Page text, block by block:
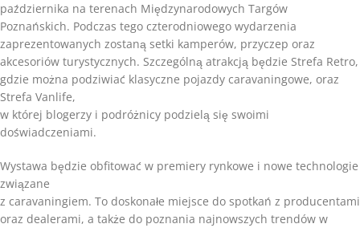
października na terenach Międzynarodowych Targów
Poznańskich. Podczas tego czterodniowego wydarzenia
zaprezentowanych zostaną setki kamperów, przyczep oraz
akcesoriów turystycznych. Szczególną atrakcją będzie Strefa Retro,
gdzie można podziwiać klasyczne pojazdy caravaningowe, oraz
Strefa Vanlife,
w której blogerzy i podróżnicy podzielą się swoimi
doświadczeniami.
Wystawa będzie obfitować w premiery rynkowe i nowe technologie
związane
z caravaningiem. To doskonałe miejsce do spotkań z producentami
oraz dealerami, a także do poznania najnowszych trendów w